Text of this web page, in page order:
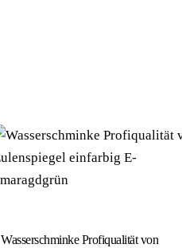
Wasserschminke Profiqualität von